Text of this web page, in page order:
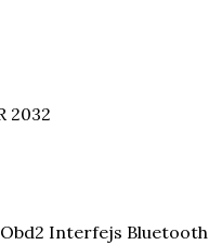
2032
Obd2 Interfejs Bluetooth